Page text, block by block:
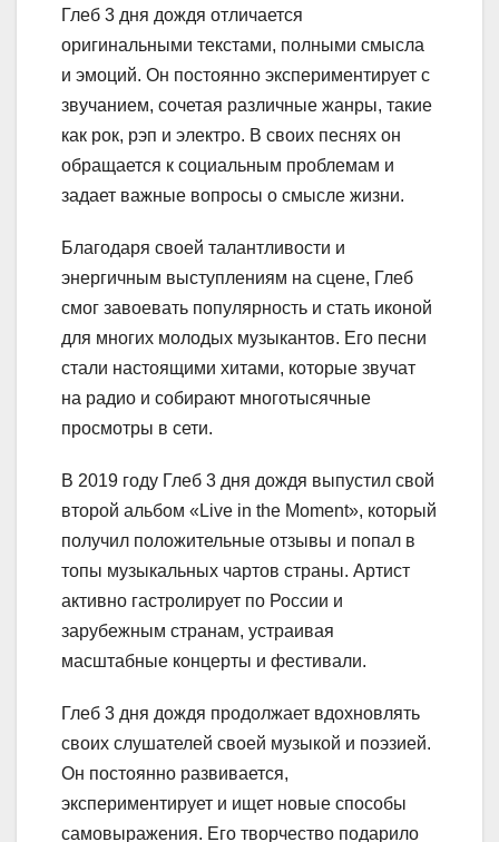
Глеб 3 дня дождя отличается
оригинальными текстами, полными смысла
и эмоций. Он постоянно экспериментирует с
звучанием, сочетая различные жанры, такие
как рок, рэп и электро. В своих песнях он
обращается к социальным проблемам и
задает важные вопросы о смысле жизни.
Благодаря своей талантливости и
энергичным выступлениям на сцене, Глеб
смог завоевать популярность и стать иконой
для многих молодых музыкантов. Его песни
стали настоящими хитами, которые звучат
на радио и собирают многотысячные
просмотры в сети.
В 2019 году Глеб 3 дня дождя выпустил свой
второй альбом «Live in the Moment», который
получил положительные отзывы и попал в
топы музыкальных чартов страны. Артист
активно гастролирует по России и
зарубежным странам, устраивая
масштабные концерты и фестивали.
Глеб 3 дня дождя продолжает вдохновлять
своих слушателей своей музыкой и поэзией.
Он постоянно развивается,
экспериментирует и ищет новые способы
самовыражения. Его творчество подарило